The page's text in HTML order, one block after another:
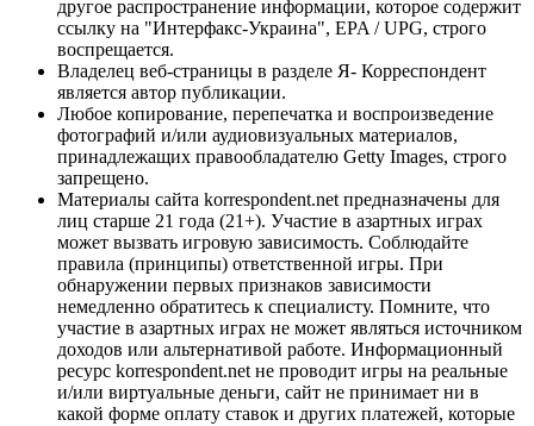
другое распространение информации, которое содержит
ссылку на "Интерфакс-Украина", EPA / UPG, строго
воспрещается.
Владелец веб-страницы в разделе Я- Корреспондент
является автор публикации.
Любое копирование, перепечатка и воспроизведение
фотографий и/или аудиовизуальных материалов,
принадлежащих правообладателю Getty Images, строго
запрещено.
Материалы сайта korrespondent.net предназначены для
лиц старше 21 года (21+). Участие в азартных играх
может вызвать игровую зависимость. Соблюдайте
правила (принципы) ответственной игры. При
обнаружении первых признаков зависимости
немедленно обратитесь к специалисту. Помните, что
участие в азартных играх не может являться источником
доходов или альтернативой работе. Информационный
ресурс korrespondent.net не проводит игры на реальные
и/или виртуальные деньги, сайт не принимает ни в
какой форме оплату ставок и других платежей, которые